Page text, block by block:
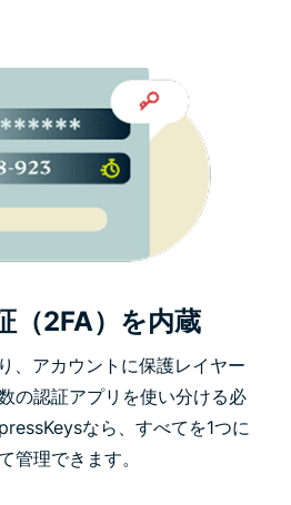
（2FA）を内蔵
、アカウントに保護レイヤー
の認証アプリを使い分ける必
なら、すべてを1つに
管理できます。